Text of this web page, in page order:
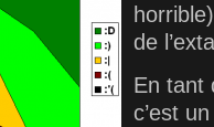
de
En tant
c’est